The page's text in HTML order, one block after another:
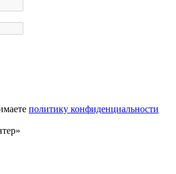
политику конфиденциальности